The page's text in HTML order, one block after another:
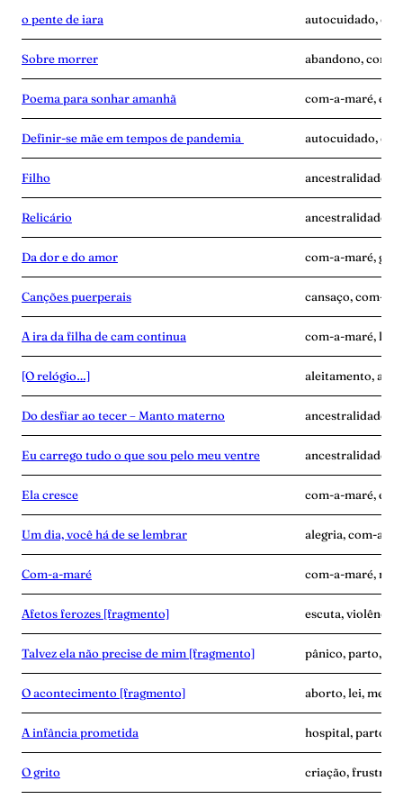
o pente de iara autocuidado,
Sobre morrer abandono, com-
Poema para sonhar amanhã com-a-maré,
Definir-se mãe em tempos de pandemia autocuidado,
Filho ancestralidade,
Relicário ancestralidade,
Da dor e do amor com-a-maré,
Canções puerperais cansaço, com-a-
A ira da filha de cam continua com-a-maré,
[O relógio…] aleitamento,
Do desfiar ao tecer – Manto materno ancestralidade,
Eu carrego tudo o que sou pelo meu ventre ancestralidade,
Ela cresce com-a-maré,
Um dia, você há de se lembrar alegria, com-a-
Com-a-maré com-a-maré,
Afetos ferozes [fragmento] escuta, violência
Talvez ela não precise de mim [fragmento] pânico, parto,
O acontecimento [fragmento] aborto, lei,
A infância prometida hospital, parto,
O grito criação,